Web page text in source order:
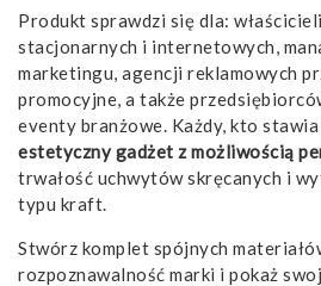
Produkt sprawdzi się dla:
stacjonarnych i internetowych,
marketingu, agencji reklamowych
promocyjne, a także
eventy branżowe. Każdy, kto stawia
estetyczny gadżet z możliwością
trwałość uchwytów skręcanych i
typu kraft.
Stwórz komplet spójnych
rozpoznawalność marki i pokaż